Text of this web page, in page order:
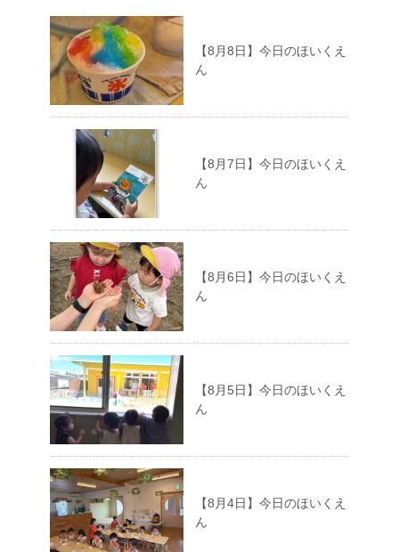
【8月8日】今日のほいくえ
ん
【8月7日】今日のほいくえ
ん
【8月6日】今日のほいくえ
ん
【8月5日】今日のほいくえ
ん
【8月4日】今日のほいくえ
ん